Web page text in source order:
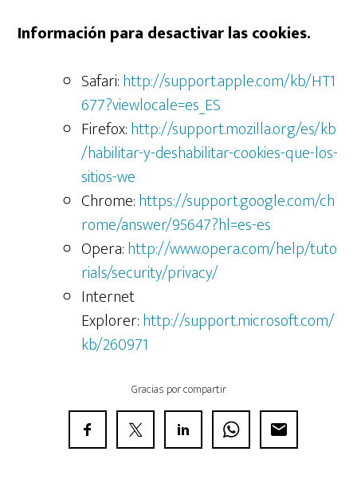
Información para desactivar las cookies.
Safari:http://support.apple.com/kb/HT1
677?viewlocale=es_ES
Firefox:http://support.mozilla.org/es/kb
/habilitar-y-deshabilitar-cookies-que-los-
sitios-we
Chrome:https://support.google.com/ch
rome/answer/95647?hl=es-es
Opera:http://www.opera.com/help/tuto
rials/security/privacy/
Internet
Explorer:http://support.microsoft.com/
kb/260971
Gracias por compartir